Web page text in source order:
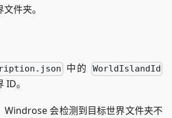
件夹。
中的 WorldIslandId
。
Windrose 会检测到目标世界文件夹不